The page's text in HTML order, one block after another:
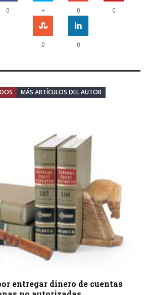
0 + 0 0
0 0
MÁS ARTÍCULOS DEL AUTOR
entregar dinero de cuentas